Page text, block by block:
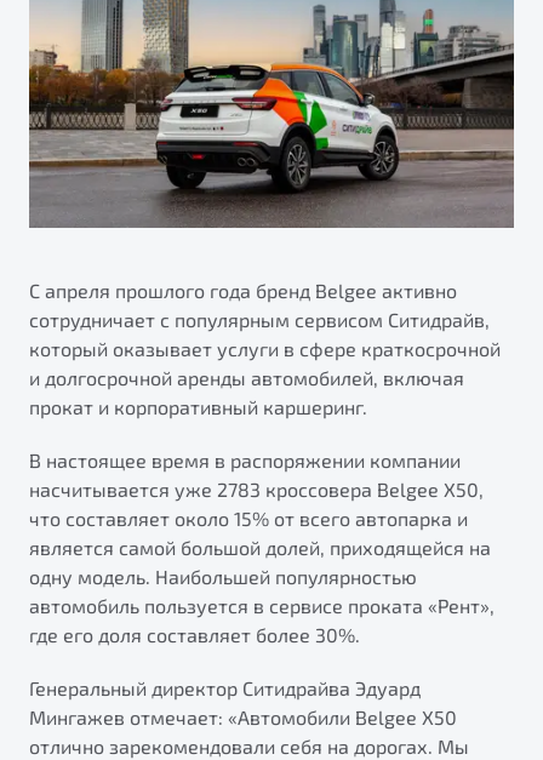
Яркий кроссовер
от 2 219 990 ₽*
В наличии
Элегантный и практичный седан
от 1 699 990 ₽*
Обзор В наличии
X70
Автокредит
Трейд-ин
Страхование
Расчет КАСКО
Узнайте о специальных выгодах при покупке
автомобиля Belgee
Подробно
Автомобили в наличии
Тест-драйв
ПОДДЕРЖКА
Гарантия Belgee
Belgee Линк
Belgee Клуб
Клиентская поддержка
Помощь на дорогах
Будьте еще более уверены на дорогах с программой
"Помощь на дорогах"
О дилерском центре
Правовая информация
С апреля прошлого года бренд Belgee активно
сотрудничает с популярным сервисом Ситидрайв,
который оказывает услуги в сфере краткосрочной
и долгосрочной аренды автомобилей, включая
прокат и корпоративный каршеринг.
В настоящее время в распоряжении компании
насчитывается уже 2783 кроссовера Belgee X50,
что составляет около 15% от всего автопарка и
является самой большой долей, приходящейся на
одну модель. Наибольшей популярностью
автомобиль пользуется в сервисе проката «Рент»,
где его доля составляет более 30%.
Генеральный директор Ситидрайва Эдуард
Мингажев отмечает: «Автомобили Belgee X50
отлично зарекомендовали себя на дорогах. Мы